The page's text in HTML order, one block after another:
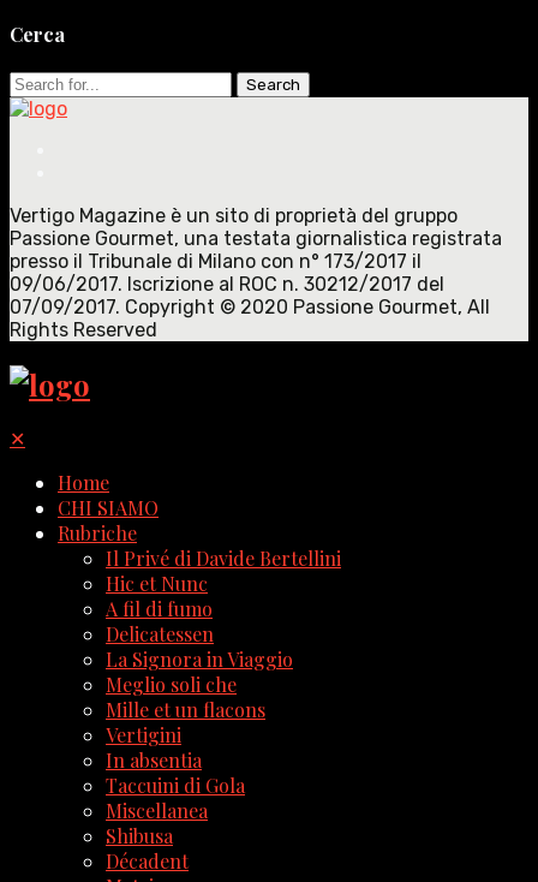
Cerca
Search
for:
Vertigo Magazine è un sito di proprietà del gruppo
Passione Gourmet, una testata giornalistica registrata
presso il Tribunale di Milano con n° 173/2017 il
09/06/2017. Iscrizione al ROC n. 30212/2017 del
07/09/2017. Copyright © 2020 Passione Gourmet, All
Rights Reserved
✕
Home
CHI SIAMO
Rubriche
Il Privé di Davide Bertellini
Hic et Nunc
A fil di fumo
Delicatessen
La Signora in Viaggio
Meglio soli che
Mille et un flacons
Vertigini
In absentia
Taccuini di Gola
Miscellanea
Shibusa
Décadent